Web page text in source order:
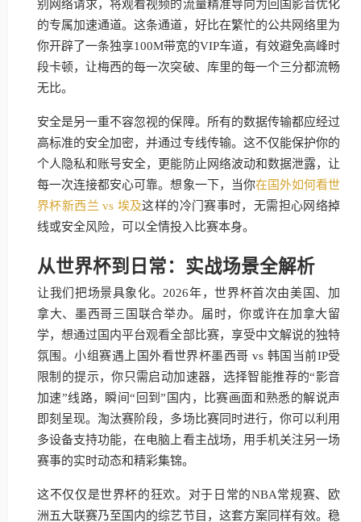
别网络请求，将观看视频的流量精准导向为回国影音优化
的专属加速通道。这条通道，好比在繁忙的公共网络里为
你开辟了一条独享100M带宽的VIP车道，有效避免高峰时
段卡顿，让梅西的每一次突破、库里的每一个三分都流畅
无比。
安全是另一重不容忽视的保障。所有的数据传输都应经过
高标准的安全加密，并通过专线传输。这不仅能保护你的
个人隐私和账号安全，更能防止网络波动和数据泄露，让
每一次连接都安心可靠。想象一下，当你在国外如何看世
界杯新西兰 vs 埃及这样的冷门赛事时，无需担心网络掉
线或安全风险，可以全情投入比赛本身。
从世界杯到日常：实战场景全解析
让我们把场景具象化。2026年，世界杯首次由美国、加
拿大、墨西哥三国联合举办。届时，你或许在加拿大留
学，想通过国内平台观看全部比赛，享受中文解说的独特
氛围。小组赛遇上国外看世界杯墨西哥 vs 韩国当前IP受
限制的提示，你只需启动加速器，选择智能推荐的“影音
加速”线路，瞬间“回到”国内，比赛画面和熟悉的解说声
即刻呈现。淘汰赛阶段，多场比赛同时进行，你可以利用
多设备支持功能，在电脑上看主战场，用手机关注另一场
赛事的实时动态和精彩集锦。
这不仅仅是世界杯的狂欢。对于日常的NBA常规赛、欧
洲五大联赛乃至国内的综艺节目，这套方案同样有效。稳